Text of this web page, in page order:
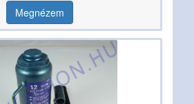
Megnézem